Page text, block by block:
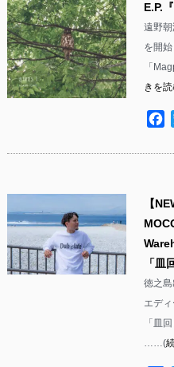
E.P.
遠野
を開
「
きを
【
「
徳之
エデ
「皿
……(